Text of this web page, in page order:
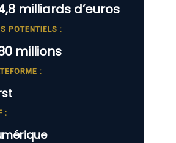
milliards d’euros
POTENTIELS :
millions
:
: